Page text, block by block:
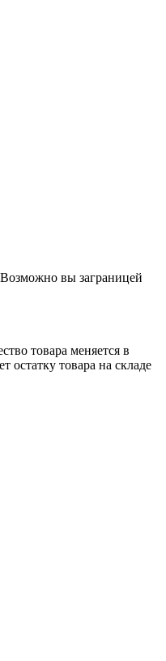
вы заграницей
товара меняется в
остатку товара на складе